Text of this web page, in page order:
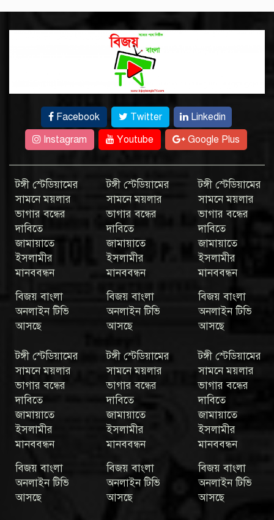
Facebook Twitter
Linkedin
Instagram
Youtube Google Plus
টঙ্গী স্টেডিয়ামের
সামনে ময়লার
ভাগার বন্ধের
দাবিতে
জামায়াতে
ইসলামীর
মানববন্ধন
বিজয় বাংলা
অনলাইন টিভি
আসছে
টঙ্গী স্টেডিয়ামের
সামনে ময়লার
ভাগার বন্ধের
দাবিতে
জামায়াতে
ইসলামীর
মানববন্ধন
বিজয় বাংলা
অনলাইন টিভি
আসছে
টঙ্গী স্টেডিয়ামের
সামনে ময়লার
ভাগার বন্ধের
দাবিতে
জামায়াতে
ইসলামীর
মানববন্ধন
বিজয় বাংলা
অনলাইন টিভি
আসছে
টঙ্গী স্টেডিয়ামের
সামনে ময়লার
ভাগার বন্ধের
দাবিতে
জামায়াতে
ইসলামীর
মানববন্ধন
বিজয় বাংলা
অনলাইন টিভি
আসছে
টঙ্গী স্টেডিয়ামের
সামনে ময়লার
ভাগার বন্ধের
দাবিতে
জামায়াতে
ইসলামীর
মানববন্ধন
বিজয় বাংলা
অনলাইন টিভি
আসছে
টঙ্গী স্টেডিয়ামের
সামনে ময়লার
ভাগার বন্ধের
দাবিতে
জামায়াতে
ইসলামীর
মানববন্ধন
বিজয় বাংলা
অনলাইন টিভি
আসছে